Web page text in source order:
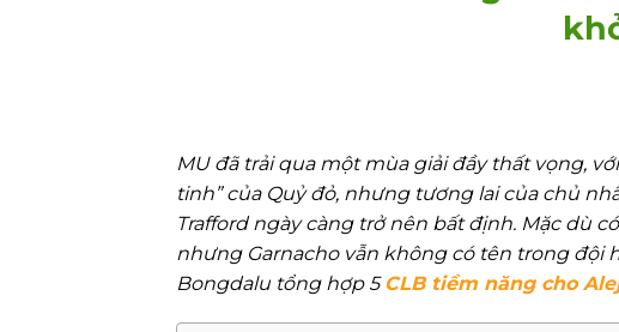
MU đã trải qua một mùa giải đầy thất vọng,
tinh” của Quỷ đỏ, nhưng tương lai của chủ
Trafford ngày càng trở nên bất định. Mặc dù
nhưng Garnacho vẫn không có tên trong đội
Bongdalu tổng hợp 5CLB tiềm năng cho